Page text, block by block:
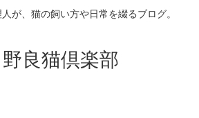
が、猫の飼い方や日常を綴るブログ。
良猫倶楽部